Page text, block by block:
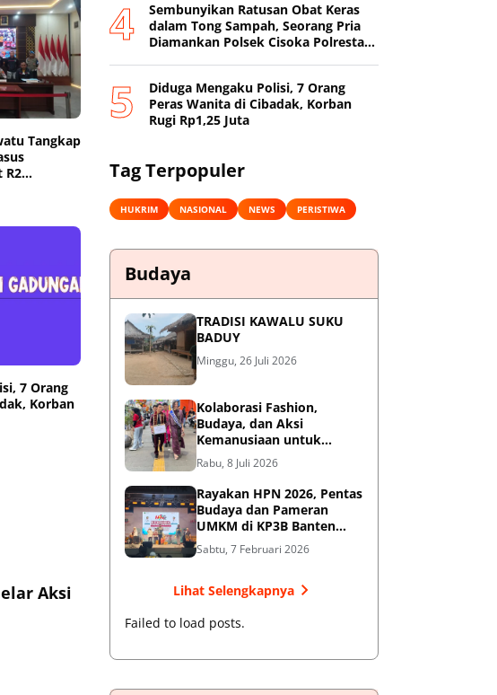
Tangkap
R2
7 Orang
Korban
Aksi
Sembunyikan Ratusan Obat Keras
dalam Tong Sampah, Seorang Pria
Diamankan Polsek Cisoka Polresta
Diduga Mengaku Polisi, 7 Orang
Peras Wanita di Cibadak, Korban
Rugi Rp1,25 Juta
Tag Terpopuler
HUKRIM NASIONAL NEWS PERISTIWA
Budaya
TRADISI KAWALU SUKU
BADUY
Minggu, 26 Juli 2026
Kolaborasi Fashion,
Budaya, dan Aksi
Kemanusiaan untuk
Pasien Kanker Dhuafa
Rabu, 8 Juli 2026
Rayakan HPN 2026, Pentas
Budaya dan Pameran
UMKM di KP3B Banten
Sedot Antusiasme Warga
Sabtu, 7 Februari 2026
Lihat Selengkapnya
Failed to load posts.